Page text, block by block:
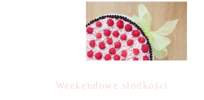
Weekendowe słodkości